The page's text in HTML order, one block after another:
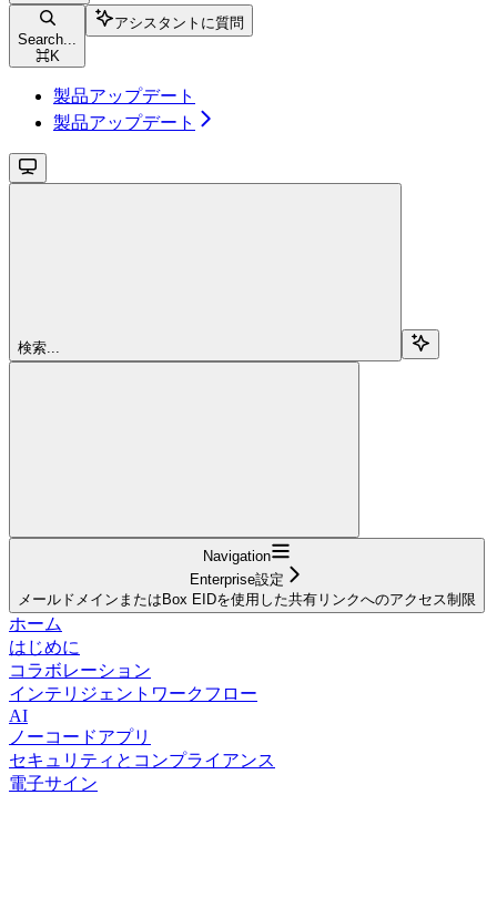
Search...
⌘K
アシスタントに質問
製品アップデート
製品アップデート
検索...
Navigation
Enterprise設定
メールドメインまたはBox EIDを使用した共有リンクへのアクセス制限
ホーム
はじめに
コラボレーション
インテリジェントワークフロー
AI
ノーコードアプリ
セキュリティとコンプライアンス
電子サイン